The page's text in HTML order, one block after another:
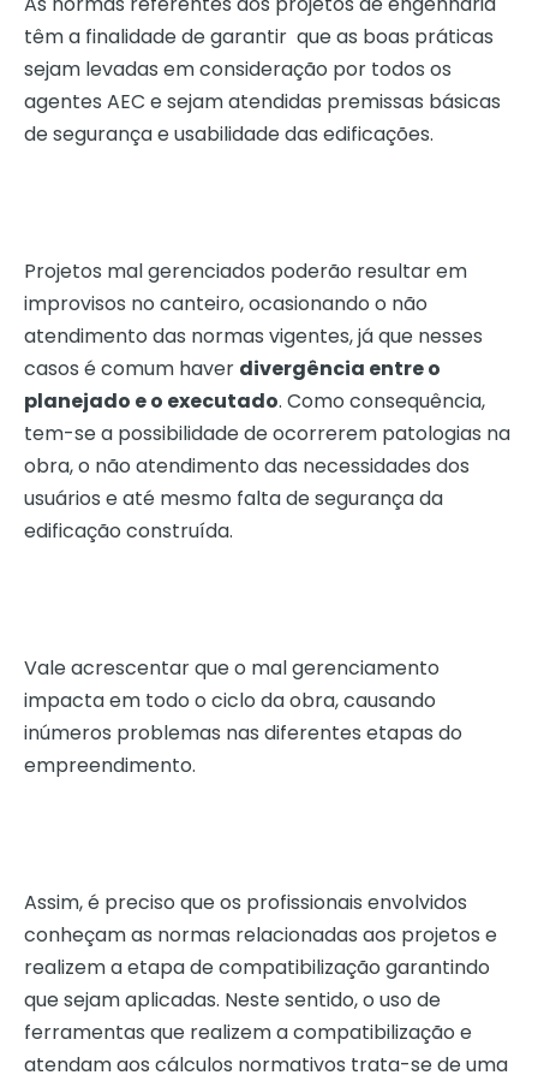
têm a finalidade de garantir que as boas práticas
sejam levadas em consideração por todos os
agentes AEC e sejam atendidas premissas básicas
de segurança e usabilidade das edificações.
Projetos mal gerenciados poderão resultar em
improvisos no canteiro, ocasionando o não
atendimento das normas vigentes, já que nesses
casos é comum haver divergência entre o
planejado e o executado. Como consequência,
tem-se a possibilidade de ocorrerem patologias na
obra, o não atendimento das necessidades dos
usuários e até mesmo falta de segurança da
edificação construída.
Vale acrescentar que o mal gerenciamento
impacta em todo o ciclo da obra, causando
inúmeros problemas nas diferentes etapas do
empreendimento.
Assim, é preciso que os profissionais envolvidos
conheçam as normas relacionadas aos projetos e
realizem a etapa de compatibilização garantindo
que sejam aplicadas. Neste sentido, o uso de
ferramentas que realizem a compatibilização e
atendam aos cálculos normativos trata-se de uma